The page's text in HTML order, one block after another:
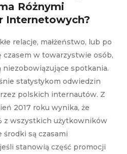
Różnymi
Internetowych?
relacje, małżeństwo, lub po
w towarzystwie osób,
spotkania.
statystykom odwiedzin
polskich internautów. Z
2017 roku wynika, że
z wszystkich użytkowników
są czasami
stanowią część promocji